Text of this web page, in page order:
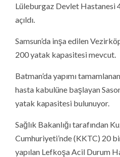
Lüleburgaz Devlet Hastanesi
açıldı.
Samsun’da inşa edilen
200 yatak kapasitesi mevcut.
Batman’da yapımı
hasta kabulüne başlayan
yatak kapasitesi bulunuyor.
Sağlık Bakanlığı tarafından
Cumhuriyeti’nde (KKTC) 20
yapılan Lefkoşa Acil Durum